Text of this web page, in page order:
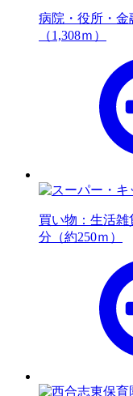
病院・役所・金
（1,308ｍ）
買い物：生活雑
分（約250ｍ）